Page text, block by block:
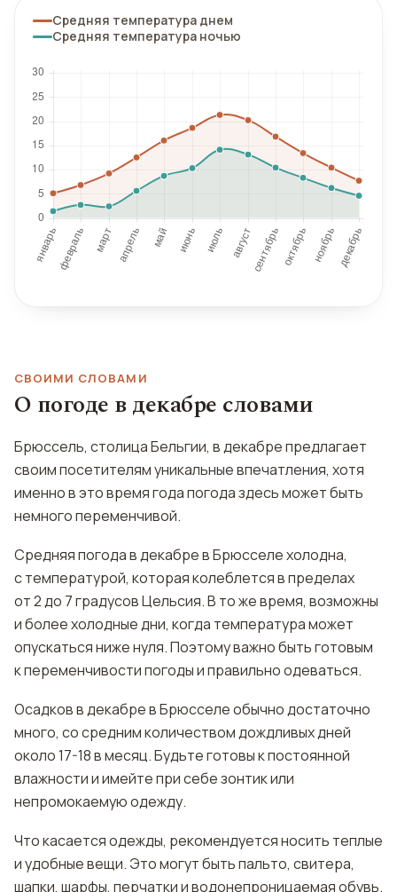
Средняя температура днем
Средняя температура ночью
СВОИМИ СЛОВАМИ
О погоде в декабре словами
Брюссель, столица Бельгии, в декабре предлагает
своим посетителям уникальные впечатления, хотя
именно в это время года погода здесь может быть
немного переменчивой.
Средняя погода в декабре в Брюсселе холодна,
с температурой, которая колеблется в пределах
от 2 до 7 градусов Цельсия. В то же время, возможны
и более холодные дни, когда температура может
опускаться ниже нуля. Поэтому важно быть готовым
к переменчивости погоды и правильно одеваться.
Осадков в декабре в Брюсселе обычно достаточно
много, со средним количеством дождливых дней
около 17-18 в месяц. Будьте готовы к постоянной
влажности и имейте при себе зонтик или
непромокаемую одежду.
Что касается одежды, рекомендуется носить теплые
и удобные вещи. Это могут быть пальто, свитера,
шапки, шарфы, перчатки и водонепроницаемая обувь.